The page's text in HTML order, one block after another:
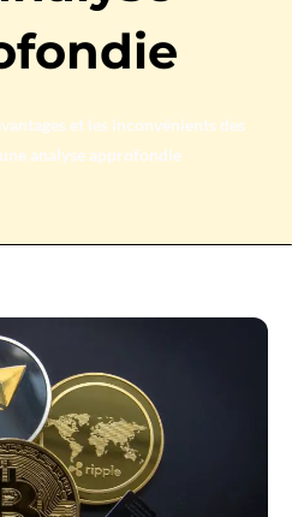
et les inconvénients des
analyse approfondie